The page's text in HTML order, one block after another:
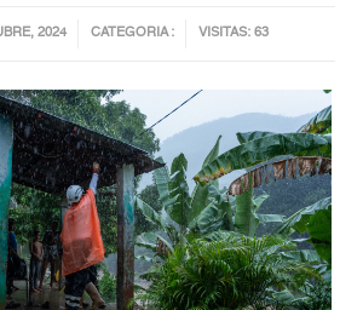
2024 CATEGORIA : VISITAS: 63